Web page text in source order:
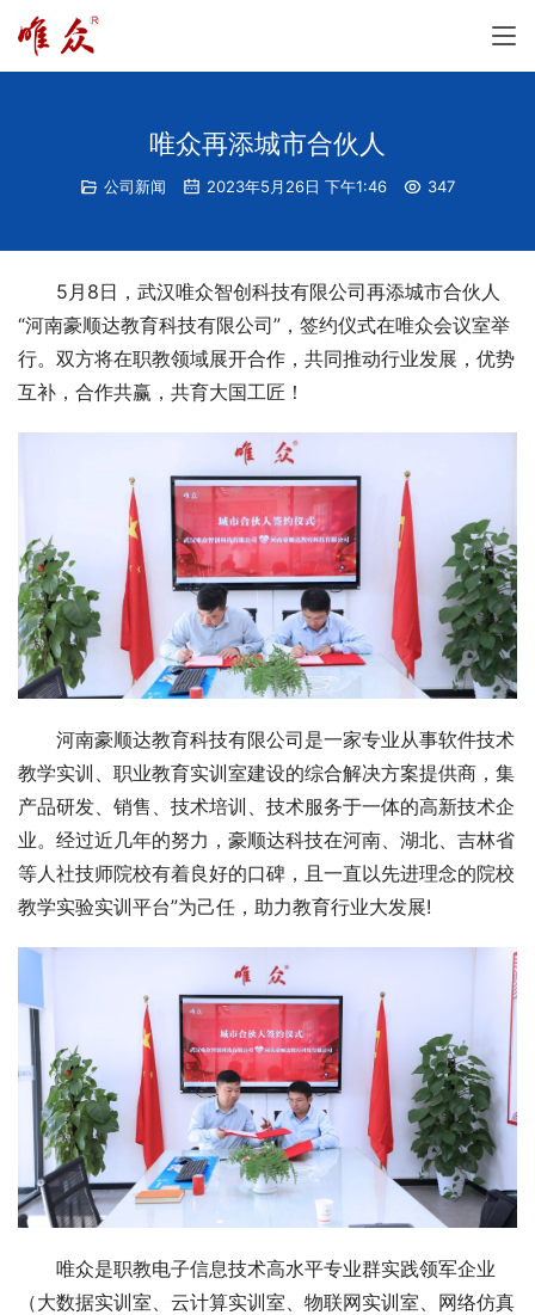
唯众再添城市合伙人
公司新闻 2023年5月26日 下午1:46 347
5月8日，武汉唯众智创科技有限公司再添城市合伙人
“河南豪顺达教育科技有限公司”，签约仪式在唯众会议室举
行。双方将在职教领域展开合作，共同推动行业发展，优势
互补，合作共赢，共育大国工匠！
河南豪顺达教育科技有限公司是一家专业从事软件技术
教学实训、职业教育实训室建设的综合解决方案提供商，集
产品研发、销售、技术培训、技术服务于一体的高新技术企
业。经过近几年的努力，豪顺达科技在河南、湖北、吉林省
等人社技师院校有着良好的口碑，且一直以先进理念的院校
教学实验实训平台”为己任，助力教育行业大发展!
唯众是职教电子信息技术高水平专业群实践领军企业
（大数据实训室、云计算实训室、物联网实训室、网络仿真